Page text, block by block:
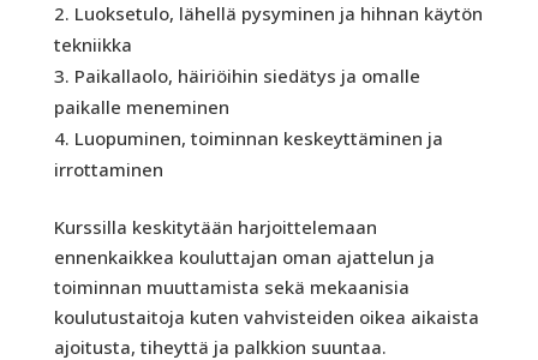
Luoksetulo, lähellä pysyminen ja hihnan käytön
tekniikka
Paikallaolo, häiriöihin siedätys ja omalle
paikalle meneminen
Luopuminen, toiminnan keskeyttäminen ja
irrottaminen
Kurssilla keskitytään harjoittelemaan
ennenkaikkea kouluttajan oman ajattelun ja
toiminnan muuttamista sekä mekaanisia
koulutustaitoja kuten vahvisteiden oikea aikaista
ajoitusta, tiheyttä ja palkkion suuntaa.